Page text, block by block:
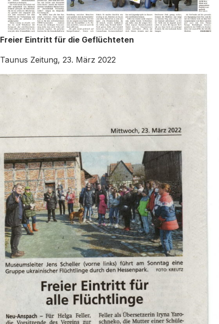
Freier Eintritt für die Geflüchteten
Taunus Zeitung, 23. März 2022